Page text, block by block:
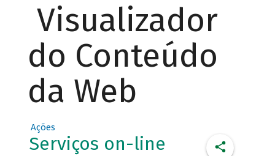
Visualizador
do Conteúdo
da Web
Ações
Serviços on-line